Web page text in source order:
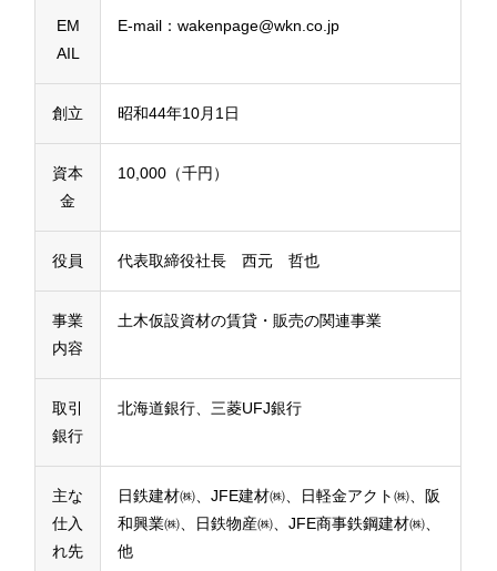
EM
AIL
E-mail：wakenpage@wkn.co.jp
創立 昭和44年10月1日
資本
金
10,000（千円）
役員 代表取締役社長 西元 哲也
事業
内容
土木仮設資材の賃貸・販売の関連事業
取引
銀行
北海道銀行、三菱UFJ銀行
主な
仕入
れ先
日鉄建材㈱、JFE建材㈱、日軽金アクト㈱、阪
和興業㈱、日鉄物産㈱、JFE商事鉄鋼建材㈱、
他